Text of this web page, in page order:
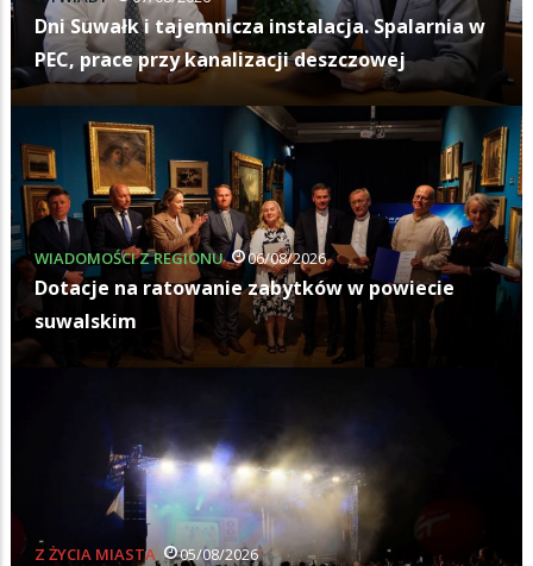
Suwałk i tajemnicza instalacja. Spalarnia w
prace przy kanalizacji deszczowej
Z REGIONU 06/08/2026
na ratowanie zabytków w powiecie
MIASTA 05/08/2026
Z
Z